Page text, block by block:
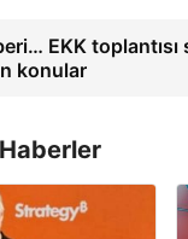
EKK toplantısı
konular